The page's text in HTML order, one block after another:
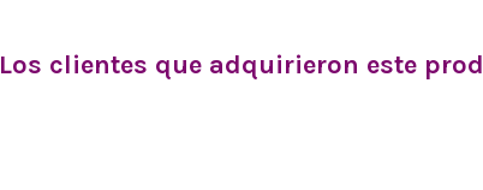
Los clientes que adquirieron este